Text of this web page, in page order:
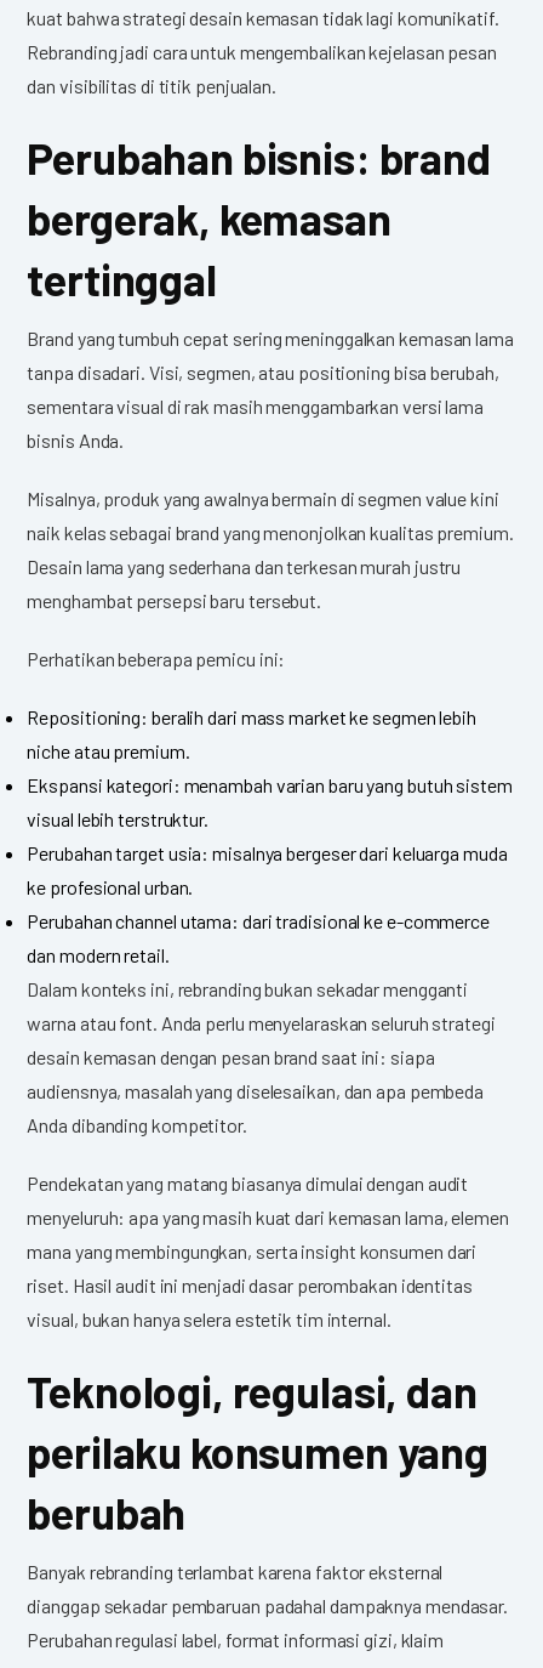
kuat bahwa strategi desain kemasan tidak lagi komunikatif.
Rebranding jadi cara untuk mengembalikan kejelasan pesan
dan visibilitas di titik penjualan.
Perubahan bisnis: brand
bergerak, kemasan
tertinggal
Brand yang tumbuh cepat sering meninggalkan kemasan lama
tanpa disadari. Visi, segmen, atau positioning bisa berubah,
sementara visual di rak masih menggambarkan versi lama
bisnis Anda.
Misalnya, produk yang awalnya bermain di segmen value kini
naik kelas sebagai brand yang menonjolkan kualitas premium.
Desain lama yang sederhana dan terkesan murah justru
menghambat persepsi baru tersebut.
Perhatikan beberapa pemicu ini:
Repositioning: beralih dari mass market ke segmen lebih
niche atau premium.
Ekspansi kategori: menambah varian baru yang butuh sistem
visual lebih terstruktur.
Perubahan target usia: misalnya bergeser dari keluarga muda
ke profesional urban.
Perubahan channel utama: dari tradisional ke e-commerce
dan modern retail.
Dalam konteks ini, rebranding bukan sekadar mengganti
warna atau font. Anda perlu menyelaraskan seluruh strategi
desain kemasan dengan pesan brand saat ini: siapa
audiensnya, masalah yang diselesaikan, dan apa pembeda
Anda dibanding kompetitor.
Pendekatan yang matang biasanya dimulai dengan audit
menyeluruh: apa yang masih kuat dari kemasan lama, elemen
mana yang membingungkan, serta insight konsumen dari
riset. Hasil audit ini menjadi dasar perombakan identitas
visual, bukan hanya selera estetik tim internal.
Teknologi, regulasi, dan
perilaku konsumen yang
berubah
Banyak rebranding terlambat karena faktor eksternal
dianggap sekadar pembaruan padahal dampaknya mendasar.
Perubahan regulasi label, format informasi gizi, klaim